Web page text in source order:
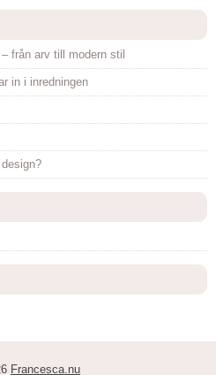
från arv till modern stil
in i inredningen
Francesca.nu